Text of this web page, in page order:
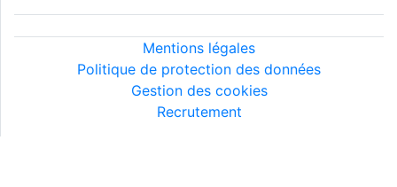
Mentions légales
Politique de protection des données
Gestion des cookies
Recrutement